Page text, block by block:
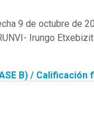
9 de octubre de
Irungo
B) /